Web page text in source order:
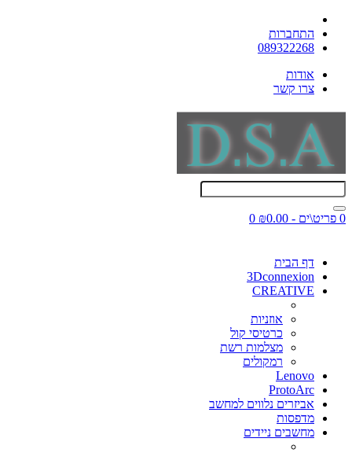
התחברות
089322268
אודות
צרו קשר
0 פריט\ים - ₪0.00 0
דף הבית
3Dconnexion
CREATIVE
אוזניות
כרטיסי קול
מצלמות רשת
רמקולים
Lenovo
ProtoArc
אביזרים נלווים למחשב
מדפסות
מחשבים ניידים